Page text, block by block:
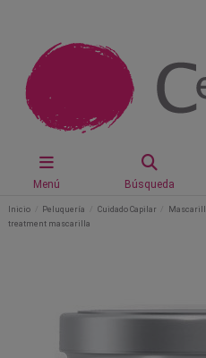
Menú Búsqueda
Inicio Peluquería Cuidado Capilar
treatment mascarilla